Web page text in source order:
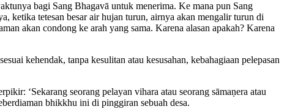
bagi Sang Bhagavā untuk menerima. Ke mana pun Sang
ketika tetesan besar air hujan turun, airnya akan mengalir turun di
akan condong ke arah yang sama. Karena alasan apakah? Karena
kehendak, tanpa kesulitan atau kesusahan, kebahagiaan pelepasan
‘Sekarang seorang pelayan vihara atau seorang sāmaṇera atau
bhikkhu ini di pinggiran sebuah desa.